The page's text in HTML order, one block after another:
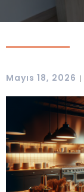
Mayıs 18, 2026 |